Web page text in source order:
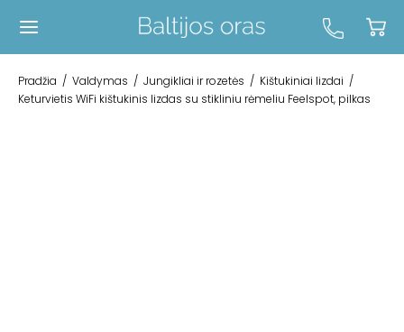
Pradžia / Valdymas / Jungikliai ir rozetės / Kištukiniai lizdai /
Keturvietis WiFi kištukinis lizdas su stikliniu rėmeliu Feelspot, pilkas